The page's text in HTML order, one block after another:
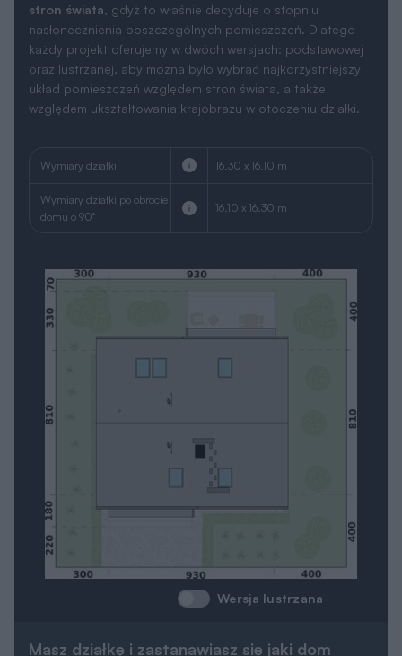
stron świata, gdyż to właśnie decyduje o stopniu
nasłonecznienia poszczególnych pomieszczeń. Dlatego
każdy projekt oferujemy w dwóch wersjach: podstawowej
oraz lustrzanej, aby można było wybrać najkorzystniejszy
układ pomieszczeń względem stron świata, a także
względem ukształtowania krajobrazu w otoczeniu działki.
Wymiary działki 16.30 x 16.10 m
Wymiary działki po obrocie
domu o 90°
16.10 x 16.30 m
Wersja lustrzana
Masz działkę i zastanawiasz się jaki dom